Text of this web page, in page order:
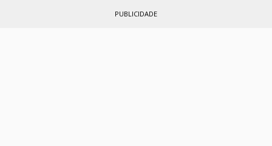
PUBLICIDADE